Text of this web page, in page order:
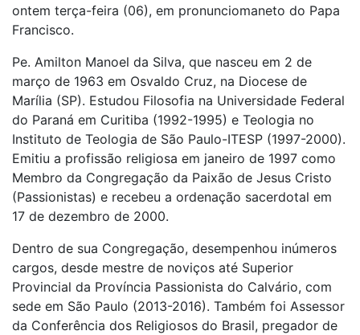
ontem terça-feira (06), em pronunciomaneto do Papa
Francisco.
Pe. Amilton Manoel da Silva, que nasceu em 2 de
março de 1963 em Osvaldo Cruz, na Diocese de
Marília (SP). Estudou Filosofia na Universidade Federal
do Paraná em Curitiba (1992-1995) e Teologia no
Instituto de Teologia de São Paulo-ITESP (1997-2000).
Emitiu a profissão religiosa em janeiro de 1997 como
Membro da Congregação da Paixão de Jesus Cristo
(Passionistas) e recebeu a ordenação sacerdotal em
17 de dezembro de 2000.
Dentro de sua Congregação, desempenhou inúmeros
cargos, desde mestre de noviços até Superior
Provincial da Província Passionista do Calvário, com
sede em São Paulo (2013-2016). Também foi Assessor
da Conferência dos Religiosos do Brasil, pregador de